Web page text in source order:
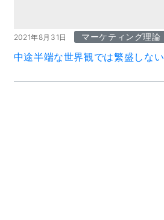
2021年8月31日 マーケティング理論
中途半端な世界観では繁盛しない